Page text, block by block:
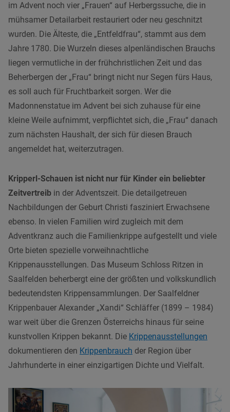
im Advent noch vier „Frauen“ auf Herbergssuche, die in
mühsamer Detailarbeit restauriert oder neu geschnitzt
wurden. Die Älteste, die „Entfeldfrau“, stammt aus dem
Jahre 1780. Die Wurzeln dieses alpenländischen Brauchs
liegen vermutliche in der frühchristlichen Zeit und das
Beherbergen der „Frau“ bringt nicht nur Segen fürs Haus,
es soll auch für Fruchtbarkeit sorgen. Wer die
Madonnenstatue im Advent bei sich zuhause für eine
kleine Weile aufnimmt, verpflichtet sich, die „Frau“ danach
zum nächsten Haushalt, der sich für diesen Brauch
angemeldet hat, weiterzutragen.
Kripperl-Schauen ist nicht nur für Kinder ein beliebter
Zeitvertreib in der Adventszeit. Die detailgetreuen
Nachbildungen der Geburt Christi fasziniert Erwachsene
ebenso. In vielen Familien wird zugleich mit dem
Adventkranz auch die Familienkrippe aufgestellt und viele
Orte bieten spezielle vorweihnachtliche
Krippenausstellungen. Das Museum Schloss Ritzen in
Saalfelden beherbergt eine der größten und volkskundlich
bedeutendsten Krippensammlungen. Der Saalfeldner
Krippenbauer Alexander „Xandi“ Schläffer (1899 – 1984)
war weit über die Grenzen Österreichs hinaus für seine
kunstvollen Krippen bekannt. Die Krippenausstellungen
dokumentieren den Krippenbrauch der Region über
Jahrhunderte in einer einzigartigen Dichte und Vielfalt.